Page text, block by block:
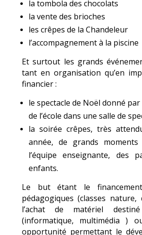
la tombola des chocolats
la vente des brioches
les crêpes de la Chandeleur
l’accompagnement à la piscine
Et surtout les grands
tant en organisation qu’en
financier :
le spectacle de Noël donné
de l’école dans une salle de
la soirée crêpes, très
année, de grands
l’équipe enseignante, des
enfants.
Le but étant le
pédagogiques (classes nature,
l’achat de matériel
(informatique, multimédia )
opportunité permettant le